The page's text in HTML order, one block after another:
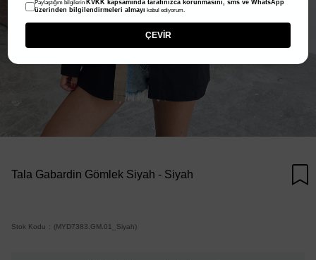
Tala Gabardin Gömlek Siyah - Siyah
Stok Kodu (MYD7383.GM.01_Siyah)
Paylaştığım bilgilerin KVKK kapsamında tarafınızca korunmasını, sms ve WhatsApp
üzerinden bilgilendirmeleri almayı kabul ediyorum.
ÇEVİR